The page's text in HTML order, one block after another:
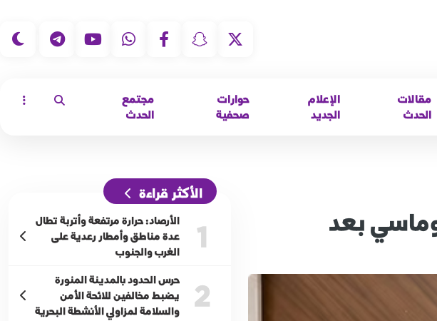
مقالات
الحدث
الإعلام
الجديد
حوارات
صحفية
مجتمع
الحدث
بعد
الأكثر قراءة
1
الأرصاد: حرارة مرتفعة وأتربة تطال
عدة مناطق وأمطار رعدية على
الغرب والجنوب
2
حرس الحدود بالمدينة المنورة
يضبط مخالفين للائحة الأمن
والسلامة لمزاولي الأنشطة البحرية